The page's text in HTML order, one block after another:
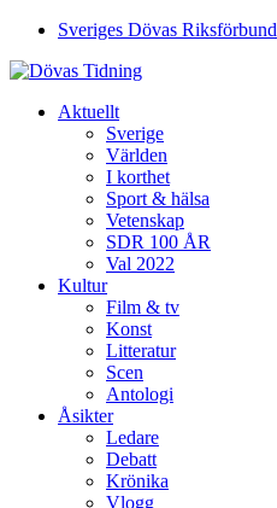
Sveriges Dövas Riksförbund
Aktuellt
Sverige
Världen
I korthet
Sport & hälsa
Vetenskap
SDR 100 ÅR
Val 2022
Kultur
Film & tv
Konst
Litteratur
Scen
Antologi
Åsikter
Ledare
Debatt
Krönika
Vlogg